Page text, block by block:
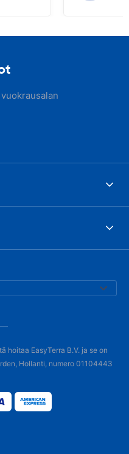
hoitaa EasyTerra B.V. ja se on
Hollanti, numero 01104443